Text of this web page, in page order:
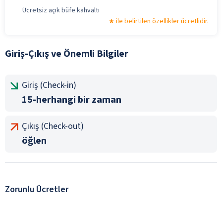
Ücretsiz açık büfe kahvaltı
ile belirtilen özellikler ücretlidir.
Giriş-Çıkış ve Önemli Bilgiler
Giriş (Check-in)
15-herhangi bir zaman
Çıkış (Check-out)
öğlen
Zorunlu Ücretler